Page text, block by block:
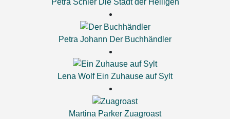
Petra Johann Der Buchhändler
Lena Wolf Ein Zuhause auf Sylt
Martina Parker Zuagroast